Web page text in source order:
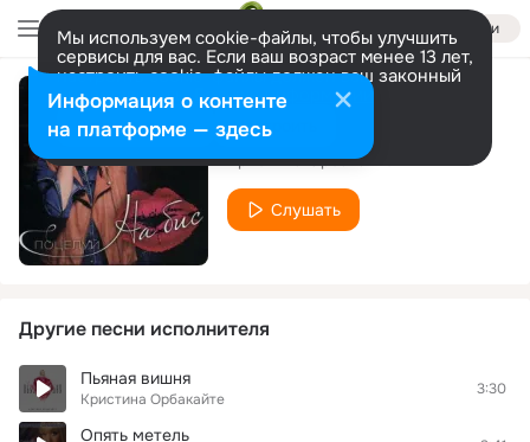
Войти
Мы используем cookie-файлы, чтобы улучшить
сервисы для вас. Если ваш возраст менее 13 лет,
настроить cookie-файлы должен ваш законный
представитель. Больше информации
Разрешить все Настроить
Признание
Кристина Орбакайте
Слушать
Другие песни исполнителя
Пьяная вишня
Кристина Орбакайте
3:30
Опять метель
Информация о контенте
на платформе — здесь